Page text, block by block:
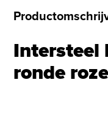
Intersteel
ronde